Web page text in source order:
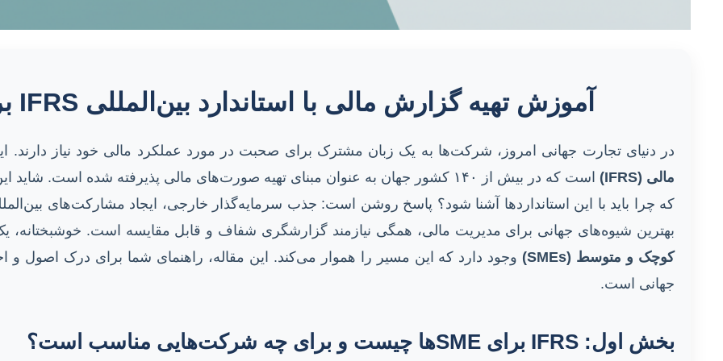
آموزش تهیه گزارش مالی با استاندارد بین‌المللی IFRS برای شرکت‌های کوچک
در دنیای تجارت جهانی امروز، شرکت‌ها به یک زبان مشترک برای صحبت در مورد عملکرد مالی خود نیاز دارند.
مالی (IFRS)
است که در بیش از ۱۴۰ کشور جهان به عنوان مبنای تهیه صورت‌های مالی پذیرفته شده
که چرا باید با این استانداردها آشنا شود؟ پاسخ روشن است: جذب سرمایه‌گذار خارجی، ایجاد مشارکت‌های
بهترین شیوه‌های جهانی برای مدیریت مالی، همگی نیازمند گزارشگری شفاف و قابل مقایسه است.
کوچک و متوسط (SMEs)
وجود دارد که این مسیر را هموار می‌کند. این مقاله، راهنمای شما برای درک اصول و
جهانی است.
بخش اول: IFRS برای SMEها چیست و برای چه شرکت‌هایی مناسب است؟